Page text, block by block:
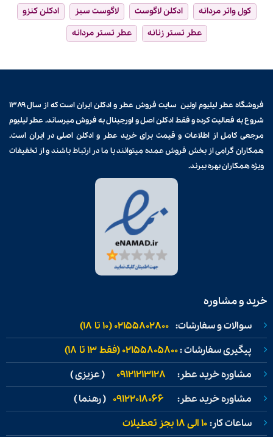
کول واتر مردانه
ادکلن لاگوست لاگوست سبز
ادکلن کنزو
عطر تستر زنانه
عطر تستر مردانه
فروشگاه عطر لیلیوم اولین سایت فروشعطر و ادکلن
ایران است که از سال ۱۳۸۹
شروع به فعالیت کرده و فقط ادکلن اصل و اورجینال به فروش میرساند. عطر لیلیوم
مرجعی کامل از اطلاعات و قیمت برایخرید عطر و ادکلن اصلی در ایران است.
همکاران گرامی از بخش فروش عمده میتوانند با ما در ارتباط باشند و از تخفیفات
ویژه همکاران بهره ببرند.
خرید و مشاوره
سوالات و سفارشات: 02155802800 (۱۰ تا ۱۸)
پیگیری سفارشات :02155805800 (فقط ۱۳ تا ۱۸)
مشاوره خرید عطر: 09121213128 ( عزیزی )
مشاوره خرید عطر: 09122018066 ( رهنما )
ساعات کار:۱۰ الی ۱۸ بجز تعطیلات